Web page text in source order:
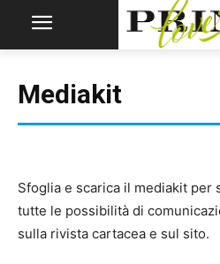
Mediakit
Sfoglia e scarica il mediakit per
tutte le possibilità di
sulla rivista cartacea e sul sito.